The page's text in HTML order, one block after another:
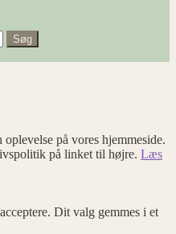
Søg
på vores hjemmeside.
på linket til højre. Læs
Dit valg gemmes i et